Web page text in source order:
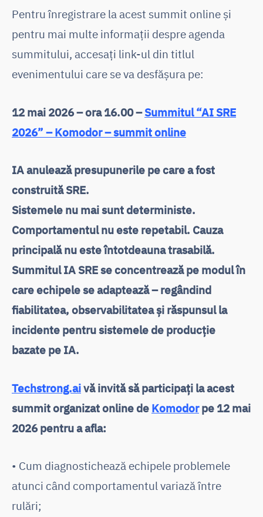
Pentru înregistrare la acest summit online și
pentru mai multe informații despre agenda
summitului, accesați link-ul din titlul
evenimentului care se va desfășura pe:
12 mai 2026 – ora 16.00 –Summitul “AI SRE
2026” – Komodor – summit online
IA anulează presupunerile pe care a fost
construită SRE.
Sistemele nu mai sunt deterministe.
Comportamentul nu este repetabil. Cauza
principală nu este întotdeauna trasabilă.
Summitul IA SRE se concentrează pe modul în
care echipele se adaptează – regândind
fiabilitatea, observabilitatea și răspunsul la
incidente pentru sistemele de producție
bazate pe IA.
Techstrong.aivă invită să participați la acest
summit organizat online de Komodorpe 12 mai
2026 pentru a afla:
• Cum diagnostichează echipele problemele
atunci când comportamentul variază între
rulări;